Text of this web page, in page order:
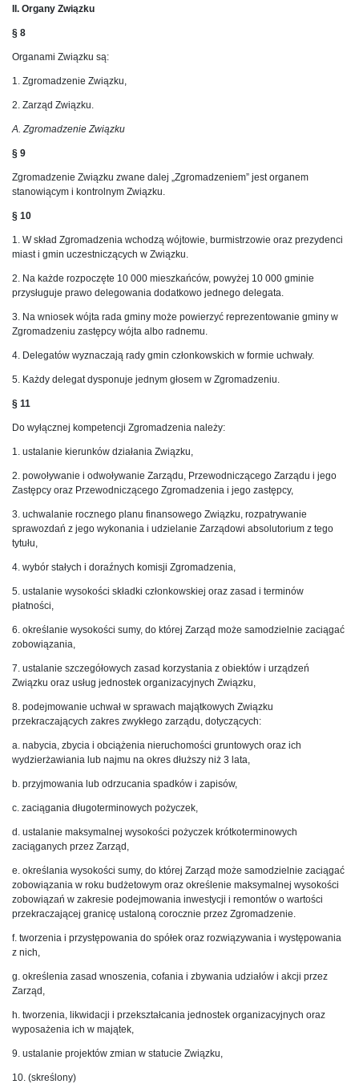
II. Organy Związku
§ 8
Organami Związku są:
1. Zgromadzenie Związku,
2. Zarząd Związku.
A. Zgromadzenie Związku
§ 9
Zgromadzenie Związku zwane dalej „Zgromadzeniem” jest organem
stanowiącym i kontrolnym Związku.
§ 10
1. W skład Zgromadzenia wchodzą wójtowie, burmistrzowie oraz prezydenci
miast i gmin uczestniczących w Związku.
2. Na każde rozpoczęte 10 000 mieszkańców, powyżej 10 000 gminie
przysługuje prawo delegowania dodatkowo jednego delegata.
3. Na wniosek wójta rada gminy może powierzyć reprezentowanie gminy w
Zgromadzeniu zastępcy wójta albo radnemu.
4. Delegatów wyznaczają rady gmin członkowskich w formie uchwały.
5. Każdy delegat dysponuje jednym głosem w Zgromadzeniu.
§ 11
Do wyłącznej kompetencji Zgromadzenia należy:
1. ustalanie kierunków działania Związku,
2. powoływanie i odwoływanie Zarządu, Przewodniczącego Zarządu i jego
Zastępcy oraz Przewodniczącego Zgromadzenia i jego zastępcy,
3. uchwalanie rocznego planu finansowego Związku, rozpatrywanie
sprawozdań z jego wykonania i udzielanie Zarządowi absolutorium z tego
tytułu,
4. wybór stałych i doraźnych komisji Zgromadzenia,
5. ustalanie wysokości składki członkowskiej oraz zasad i terminów
płatności,
6. określanie wysokości sumy, do której Zarząd może samodzielnie zaciągać
zobowiązania,
7. ustalanie szczegółowych zasad korzystania z obiektów i urządzeń
Związku oraz usług jednostek organizacyjnych Związku,
8. podejmowanie uchwał w sprawach majątkowych Związku
przekraczających zakres zwykłego zarządu, dotyczących:
a. nabycia, zbycia i obciążenia nieruchomości gruntowych oraz ich
wydzierżawiania lub najmu na okres dłuższy niż 3 lata,
b. przyjmowania lub odrzucania spadków i zapisów,
c. zaciągania długoterminowych pożyczek,
d. ustalanie maksymalnej wysokości pożyczek krótkoterminowych
zaciąganych przez Zarząd,
e. określania wysokości sumy, do której Zarząd może samodzielnie zaciągać
zobowiązania w roku budżetowym oraz określenie maksymalnej wysokości
zobowiązań w zakresie podejmowania inwestycji i remontów o wartości
przekraczającej granicę ustaloną corocznie przez Zgromadzenie.
f. tworzenia i przystępowania do spółek oraz rozwiązywania i występowania
z nich,
g. określenia zasad wnoszenia, cofania i zbywania udziałów i akcji przez
Zarząd,
h. tworzenia, likwidacji i przekształcania jednostek organizacyjnych oraz
wyposażenia ich w majątek,
9. ustalanie projektów zmian w statucie Związku,
10. (skreślony)